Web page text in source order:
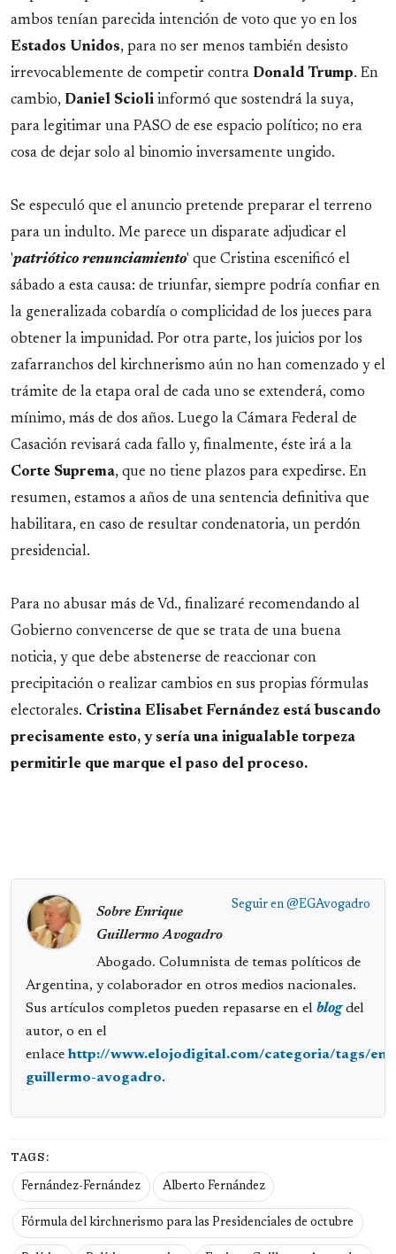
ambos tenían parecida intención de voto que yo en los
Estados Unidos, para no ser menos también desisto
irrevocablemente de competir contra Donald Trump. En
cambio, Daniel Scioli informó que sostendrá la suya,
para legitimar una PASO de ese espacio político; no era
cosa de dejar solo al binomio inversamente ungido.
Se especuló que el anuncio pretende preparar el terreno
para un indulto. Me parece un disparate adjudicar el
'patriótico renunciamiento' que Cristina escenificó el
sábado a esta causa: de triunfar, siempre podría confiar en
la generalizada cobardía o complicidad de los jueces para
obtener la impunidad. Por otra parte, los juicios por los
zafarranchos del kirchnerismo aún no han comenzado y el
trámite de la etapa oral de cada uno se extenderá, como
mínimo, más de dos años. Luego la Cámara Federal de
Casación revisará cada fallo y, finalmente, éste irá a la
Corte Suprema, que no tiene plazos para expedirse. En
resumen, estamos a años de una sentencia definitiva que
habilitara, en caso de resultar condenatoria, un perdón
presidencial.
Para no abusar más de Vd., finalizaré recomendando al
Gobierno convencerse de que se trata de una buena
noticia, y que debe abstenerse de reaccionar con
precipitación o realizar cambios en sus propias fórmulas
electorales. Cristina Elisabet Fernández está buscando
precisamente esto, y sería una inigualable torpeza
permitirle que marque el paso del proceso.
Seguir en @EGAvogadro
Sobre Enrique
Guillermo Avogadro
Abogado. Columnista de temas políticos de
Argentina, y colaborador en otros medios nacionales.
Sus artículos completos pueden repasarse en el blogdel
autor, o en el
enlace http://www.elojodigital.com/categoria/tags/
guillermo-avogadro.
TAGS:
Fernández-Fernández Alberto Fernández
Fórmula del kirchnerismo para las Presidenciales de octubre